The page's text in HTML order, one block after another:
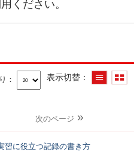
ください。
表示切替
次のページ
習に役立つ記録の書き方